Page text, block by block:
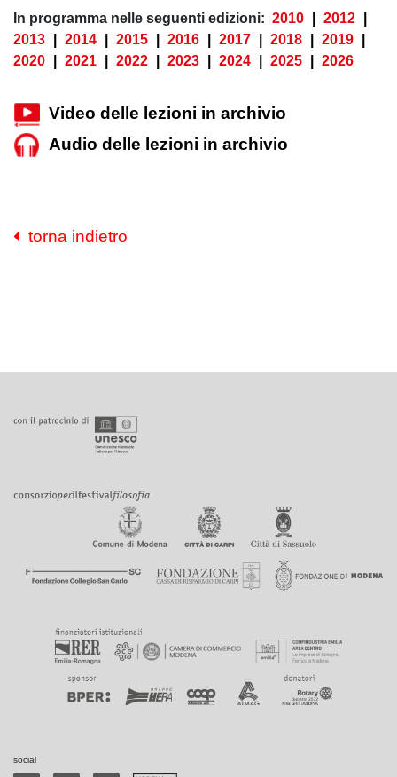
In programma nelle seguenti edizioni: 2010 2012
2013
2014 2015 2016 2017 2018 2019
2020
2021 2022 2023 2024 2025 2026
Video delle lezioni in archivio
Audio delle lezioni in archivio
torna indietro
social